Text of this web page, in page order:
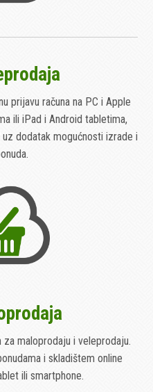
prijavu računa na PC i Apple
ili iPad i Android tabletima,
dodatak mogućnosti izrade i
maloprodaju i veleprodaju.
i skladištem online
ili smartphone.